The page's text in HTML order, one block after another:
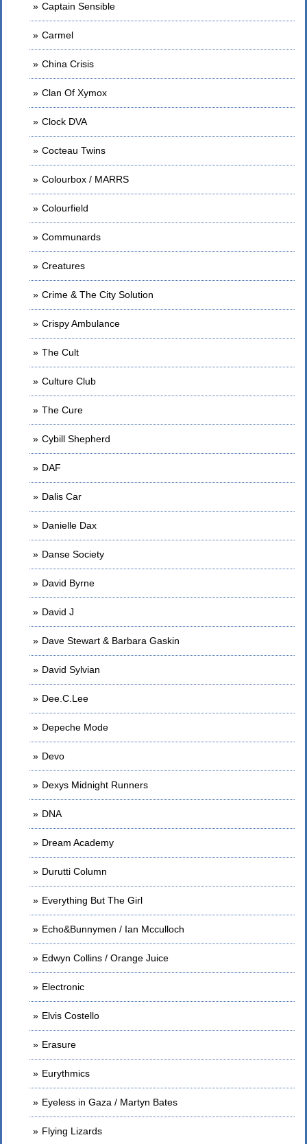
Captain Sensible
Carmel
China Crisis
Clan Of Xymox
Clock DVA
Cocteau Twins
Colourbox / MARRS
Colourfield
Communards
Creatures
Crime & The City Solution
Crispy Ambulance
The Cult
Culture Club
The Cure
Cybill Shepherd
DAF
Dalis Car
Danielle Dax
Danse Society
David Byrne
David J
Dave Stewart & Barbara Gaskin
David Sylvian
Dee.C.Lee
Depeche Mode
Devo
Dexys Midnight Runners
DNA
Dream Academy
Durutti Column
Everything But The Girl
Echo&Bunnymen / Ian Mcculloch
Edwyn Collins / Orange Juice
Electronic
Elvis Costello
Erasure
Eurythmics
Eyeless in Gaza / Martyn Bates
Flying Lizards